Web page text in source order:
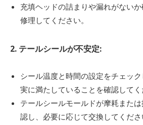
充填ヘッドの詰まりや漏れがない
修理してください。
2. テールシールが不安定:
シール温度と時間の設定をチェッ
実に満たしていることを確認してく
テールシールモールドが摩耗また
認し、必要に応じて交換してくださ